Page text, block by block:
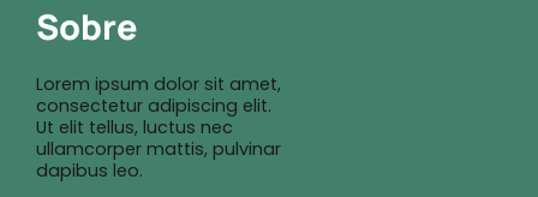
Sobre
Lorem ipsum dolor sit amet,
consectetur adipiscing elit.
Ut elit tellus, luctus nec
ullamcorper mattis, pulvinar
dapibus leo.